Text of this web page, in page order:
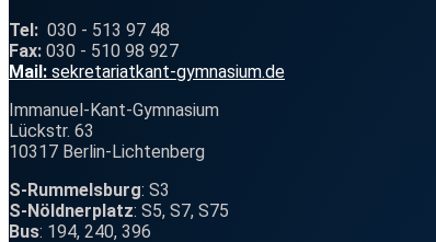
Tel: 030 - 513 97 48
Fax: 030 - 510 98 927
Mail: sekretariat@
kant-gymnasium.de
Immanuel-Kant-Gymnasium
Lückstr. 63
10317 Berlin-Lichtenberg
S-Rummelsburg: S3
S-Nöldnerplatz: S5, S7, S75
Bus: 194, 240, 396